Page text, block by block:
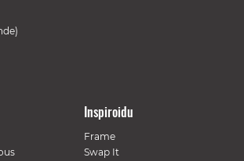
Inspiroidu
Frame
Swap It